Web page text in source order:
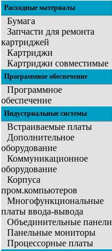
Расходные материалы
Бумага
Запчасти для ремонта
картриджей
Картриджи
Картриджи совместимые
Программное обеспечение
Программное
обеспечение
Индустриальные системы
Встраиваемые платы
Дополнительное
оборудование
Коммуникационное
оборудование
Корпуса
пром.компьютеров
Многофункциональные
платы ввода-вывода
Объединительные панели
Панельные мониторы
Процессорные платы